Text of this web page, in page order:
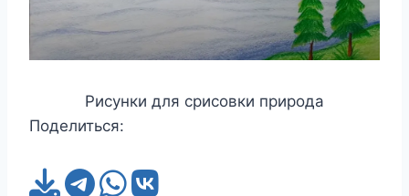
Рисунки для срисовки природа
Поделиться: